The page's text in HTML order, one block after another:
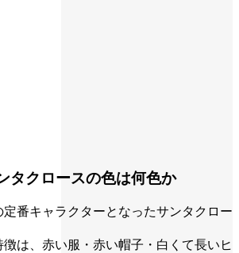
タクロースの色は何色か
番キャラクターとなったサンタクロー
は、赤い服・赤い帽子・白くて長いヒ